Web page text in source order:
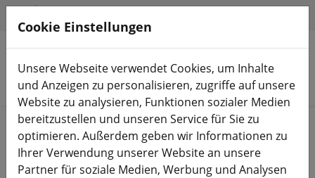
Produkte suchen
Start FPV Drohnen RTF, BNF & PNP
Cookie Einstellungen
Unsere Webseite verwendet Cookies, um Inhalte
und Anzeigen zu personalisieren, zugriffe auf unsere
Website zu analysieren, Funktionen sozialer Medien
bereitzustellen und unseren Service für Sie zu
optimieren. Außerdem geben wir Informationen zu
Ihrer Verwendung unserer Website an unsere
Partner für soziale Medien, Werbung und Analysen